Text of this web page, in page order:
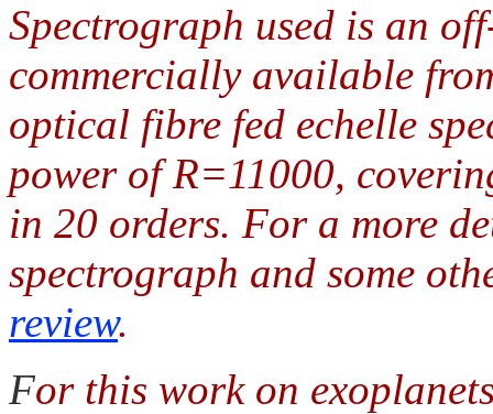
Spectrograph used is an
commercially available
optical fibre fed echelle
power of R=11000,
in 20 orders. For a more
spectrograph and some
review.
For this work on